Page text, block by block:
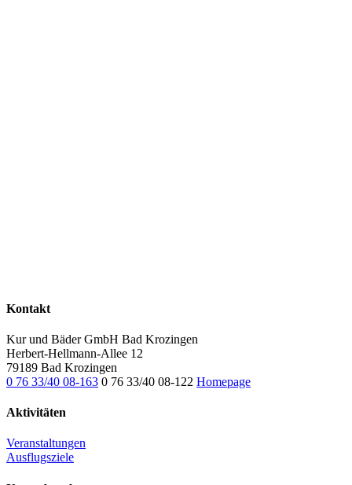
Kontakt
Kur und Bäder GmbH Bad Krozingen
Herbert-Hellmann-Allee 12
79189 Bad Krozingen
0 76 33/40 08-163 0 76 33/40 08-122 Homepage
Aktivitäten
Veranstaltungen
Ausflugsziele